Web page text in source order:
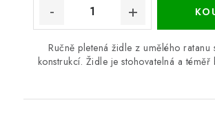
Ručně pletená židle z umělého ratanu
konstrukcí. Židle je stohovatelná a téměř